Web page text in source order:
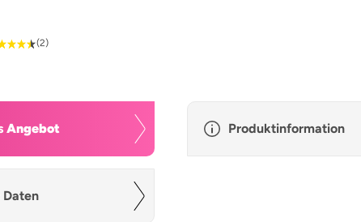
(2)
Angebot Produktinformation
Daten